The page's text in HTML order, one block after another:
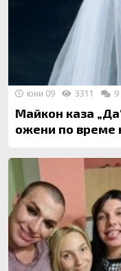
Майкон каза
ожени по време
юни 09 3311 9